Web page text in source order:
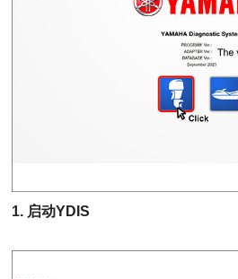
1. 启动YDIS